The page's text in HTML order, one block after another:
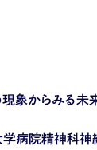
現象からみる
病院精神科神